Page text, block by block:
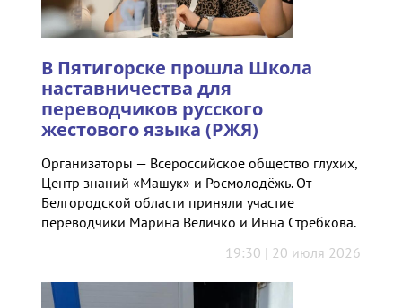
В Пятигорске прошла Школа
наставничества для
переводчиков русского
жестового языка (РЖЯ)
Организаторы — Всероссийское общество глухих,
Центр знаний «Машук» и Росмолодёжь. От
Белгородской области приняли участие
переводчики Марина Величко и Инна Стребкова.
19:30 | 20 июля 2026